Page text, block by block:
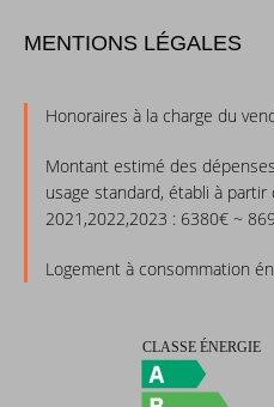
MENTIONS LÉGALES
Honoraires à la charge du
Montant estimé des
usage standard, établi à
2021,2022,2023 : 6380€ ~
Logement à consommation